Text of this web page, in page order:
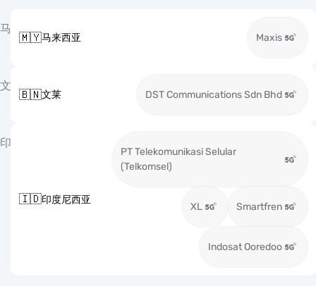
马
🇲🇾马来西亚 Maxis
文
🇧🇳文莱 DST Communications Sdn Bhd
印
🇮🇩印度尼西亚
PT Telekomunikasi Selular
(Telkomsel)
XL Smartfren
Indosat Ooredoo